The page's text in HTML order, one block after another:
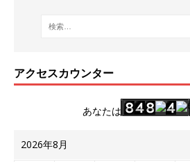
アクセスカウンター
あなたは
2026年8月